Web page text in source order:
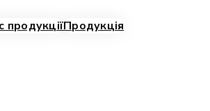
продукціїПродукція